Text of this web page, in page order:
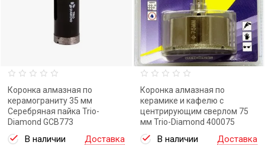
Коронка алмазная по
керамограниту 35 мм
Серебряная пайка Trio-
Diamond GCB773
В наличии Доставка
Коронка алмазная по
керамике и кафелю с
центрирующим сверлом 75
мм Trio-Diamond 400075
В наличии Доставка